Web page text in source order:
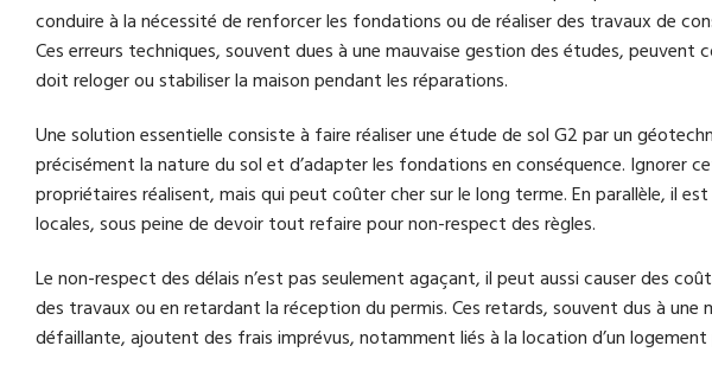
conduire à la nécessité de renforcer les fondations ou de réaliser des travaux de
Ces erreurs techniques, souvent dues à une mauvaise gestion des études,
doit reloger ou stabiliser la maison pendant les réparations.
Une solution essentielle consiste à faire réaliser une étude de sol G2 par un
précisément la nature du sol et d’adapter les fondations en conséquence. Ignorer
propriétaires réalisent, mais qui peut coûter cher sur le long terme. En parallèle, il
locales, sous peine de devoir tout refaire pour non-respect des règles.
Le non-respect des délais n’est pas seulement agaçant, il peut aussi causer des
des travaux ou en retardant la réception du permis. Ces retards, souvent dus à une
défaillante, ajoutent des frais imprévus, notamment liés à la location d’un